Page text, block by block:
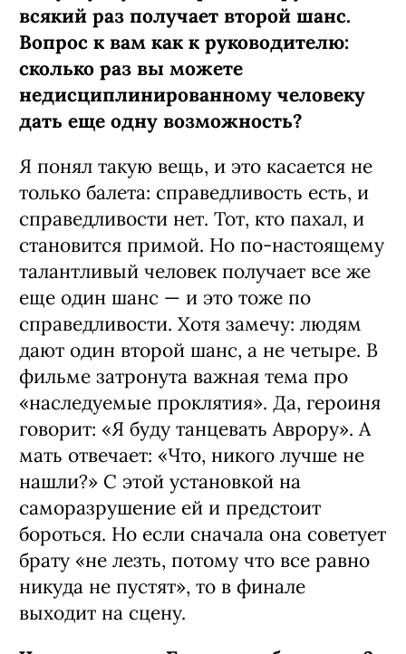
Главная героиня Юля попадает в
одну мутную историю за другой — и
всякий раз получает второй шанс.
Вопрос к вам как к руководителю:
сколько раз вы можете
недисциплинированному человеку
дать еще одну возможность?
Я понял такую вещь, и это касается не
только балета: справедливость есть, и
справедливости нет. Тот, кто пахал, и
становится примой. Но по-настоящему
талантливый человек получает все же
еще один шанс — и это тоже по